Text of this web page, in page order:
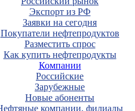
Экспорт из РФ
Заявки на сегодня
Покупатели нефтепродуктов
Разместить спрос
Как купить нефтепродукты
Компании
Российские
Зарубежные
Новые абоненты
компании, филиалы